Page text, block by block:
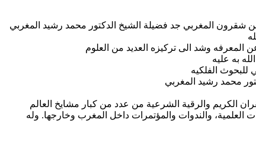
بن شقرون المغربي جد فضيلة الشيخ الدكتور محمد رشيد المغربي
المعرفه وشد الى تركيزه العديد من العلوم
به عليه
الفلكيه
الكريم والرقية الشرعية من عدد من كبار مشايخ العالم
العلمية، والندوات والمؤتمرات داخل المغرب وخارجها. وله